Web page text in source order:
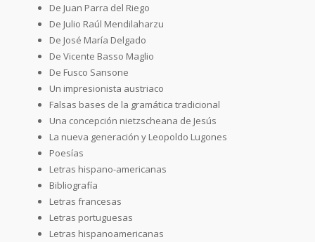
De Juan Parra del Riego
De Julio Raúl Mendilaharzu
De José María Delgado
De Vicente Basso Maglio
De Fusco Sansone
Un impresionista austriaco
Falsas bases de la gramática tradicional
Una concepción nietzscheana de Jesús
La nueva generación y Leopoldo Lugones
Poesías
Letras hispano-americanas
Bibliografía
Letras francesas
Letras portuguesas
Letras hispanoamericanas